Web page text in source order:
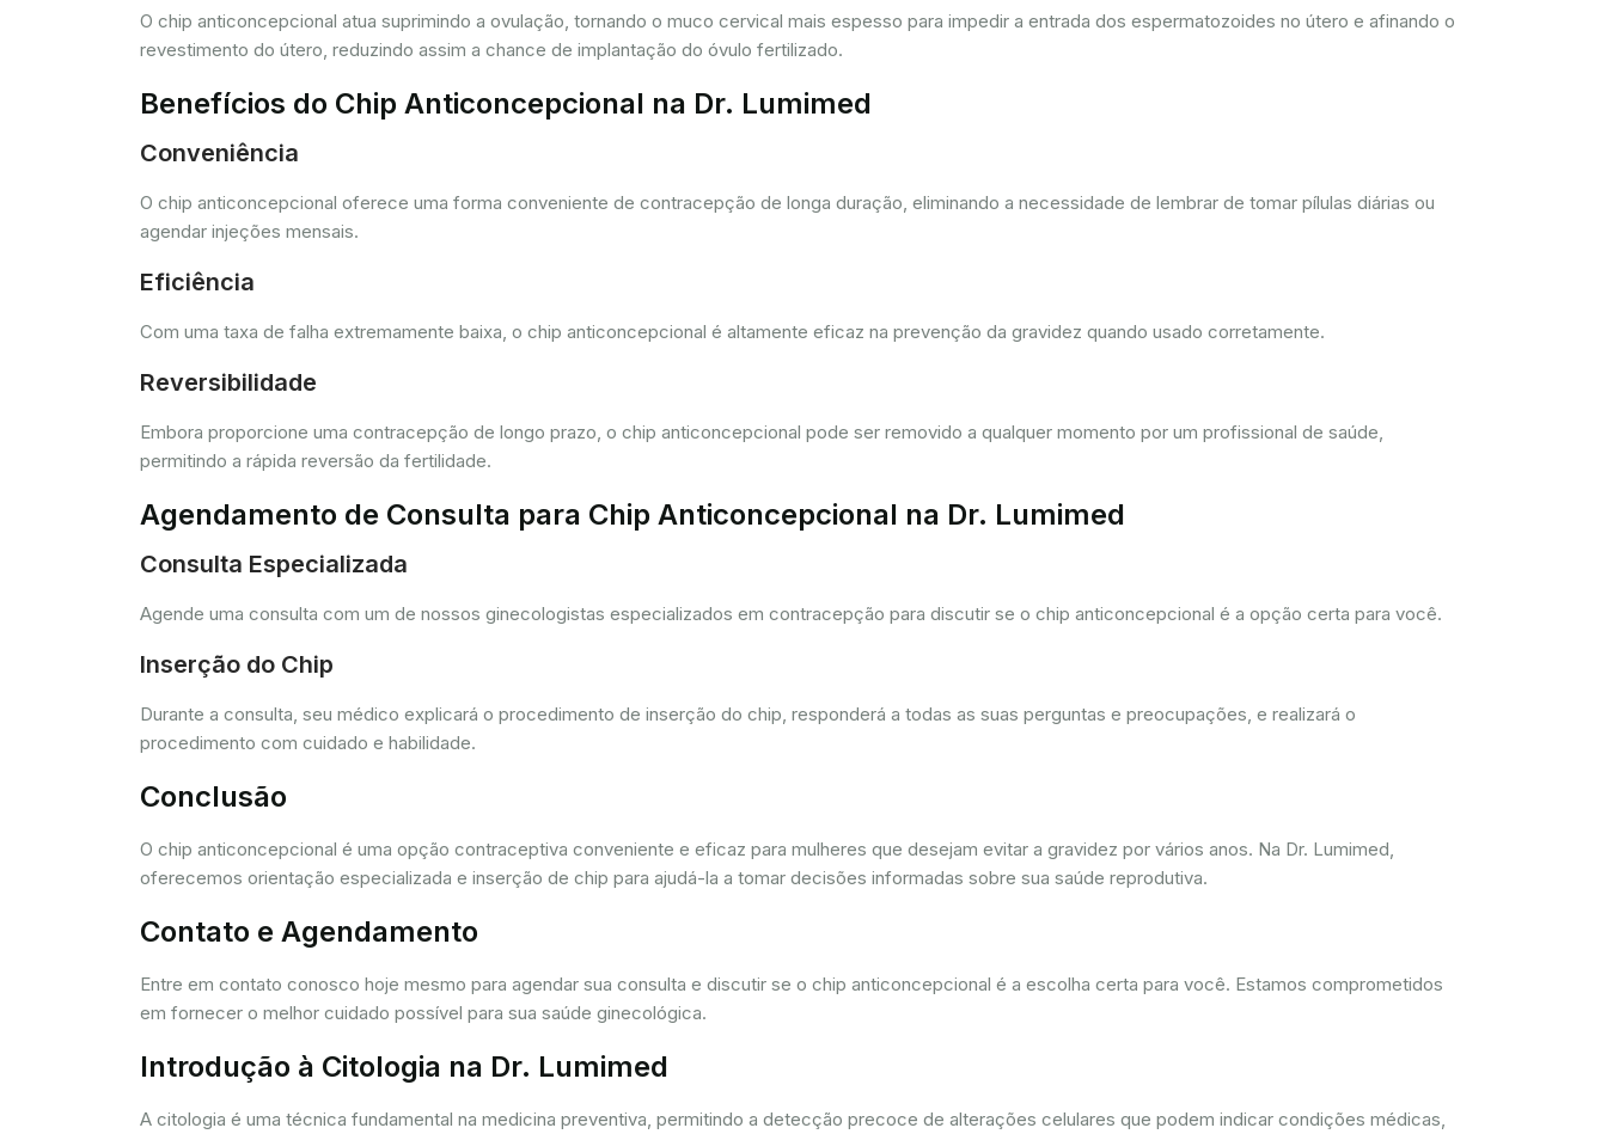
O chip anticoncepcional atua suprimindo a ovulação, tornando o muco cervical mais espesso para impedir a entrada dos espermatozoides no útero e afinando o
revestimento do útero, reduzindo assim a chance de implantação do óvulo fertilizado.
Benefícios do Chip Anticoncepcional na Dr. Lumimed
Conveniência
O chip anticoncepcional oferece uma forma conveniente de contracepção de longa duração, eliminando a necessidade de lembrar de tomar pílulas diárias ou
agendar injeções mensais.
Eficiência
Com uma taxa de falha extremamente baixa, o chip anticoncepcional é altamente eficaz na prevenção da gravidez quando usado corretamente.
Reversibilidade
Embora proporcione uma contracepção de longo prazo, o chip anticoncepcional pode ser removido a qualquer momento por um profissional de saúde,
permitindo a rápida reversão da fertilidade.
Agendamento de Consulta para Chip Anticoncepcional na Dr. Lumimed
Consulta Especializada
Agende uma consulta com um de nossos ginecologistas especializados em contracepção para discutir se o chip anticoncepcional é a opção certa para você.
Inserção do Chip
Durante a consulta, seu médico explicará o procedimento de inserção do chip, responderá a todas as suas perguntas e preocupações, e realizará o
procedimento com cuidado e habilidade.
Conclusão
O chip anticoncepcional é uma opção contraceptiva conveniente e eficaz para mulheres que desejam evitar a gravidez por vários anos. Na Dr. Lumimed,
oferecemos orientação especializada e inserção de chip para ajudá-la a tomar decisões informadas sobre sua saúde reprodutiva.
Contato e Agendamento
Entre em contato conosco hoje mesmo para agendar sua consulta e discutir se o chip anticoncepcional é a escolha certa para você. Estamos comprometidos
em fornecer o melhor cuidado possível para sua saúde ginecológica.
Introdução à Citologia na Dr. Lumimed
A citologia é uma técnica fundamental na medicina preventiva, permitindo a detecção precoce de alterações celulares que podem indicar condições médicas,